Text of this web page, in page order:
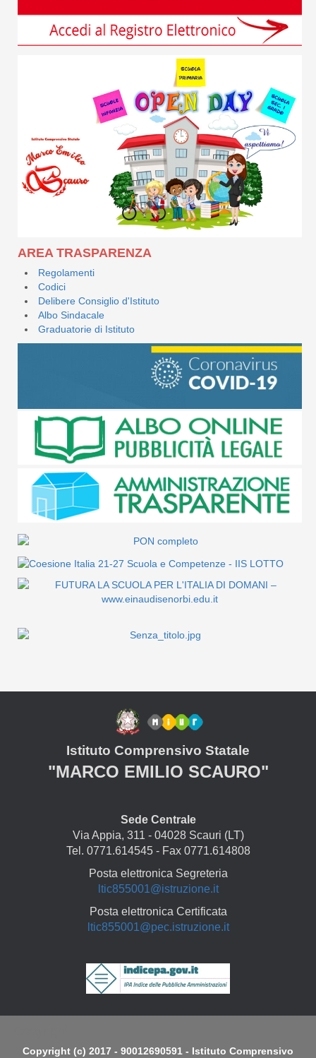
AREA TRASPARENZA
Regolamenti
Codici
Delibere Consiglio d'Istituto
Albo Sindacale
Graduatorie di Istituto
Istituto Comprensivo Statale
"MARCO EMILIO SCAURO"
Sede Centrale
Via Appia, 311 - 04028 Scauri (LT)
Tel. 0771.614545 - Fax 0771.614808
Posta elettronica Segreteria
ltic855001@istruzione.it
Posta elettronica Certificata
ltic855001@pec.istruzione.it
Copyright (c) 2017 - 90012690591 - Istituto Comprensivo